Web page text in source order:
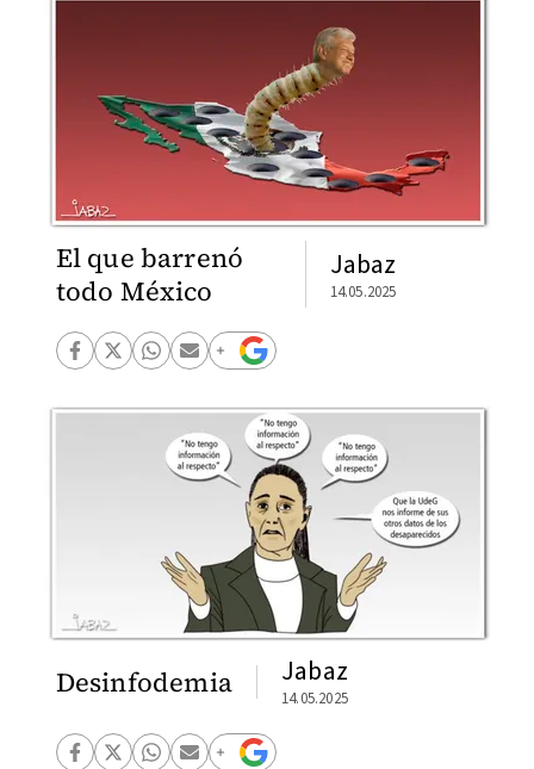
El que barrenó
todo México
Jabaz
14.05.2025
Desinfodemia Jabaz
14.05.2025